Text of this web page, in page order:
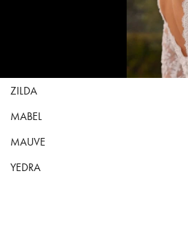
ZILDA
MABEL
MAUVE
YEDRA